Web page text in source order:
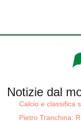
Notizie dal
Calcio e classifica
Pietro Tranchina: